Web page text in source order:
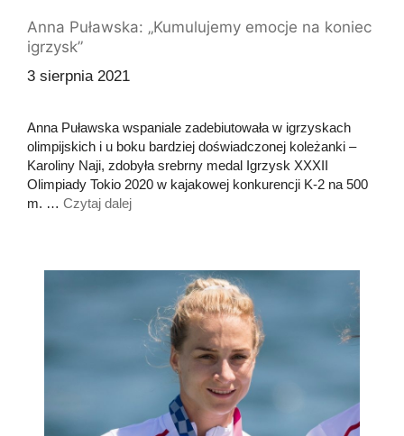
Anna Puławska: „Kumulujemy emocje na koniec
igrzysk”
3 sierpnia 2021
Anna Puławska wspaniale zadebiutowała w igrzyskach
olimpijskich i u boku bardziej doświadczonej koleżanki –
Karoliny Naji, zdobyła srebrny medal Igrzysk XXXII
Olimpiady Tokio 2020 w kajakowej konkurencji K-2 na 500
m. … Czytaj dalej